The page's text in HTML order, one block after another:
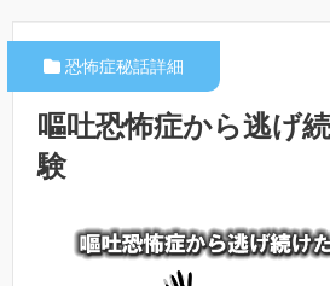
恐怖症秘話詳細
嘔吐恐怖症から逃げ
験